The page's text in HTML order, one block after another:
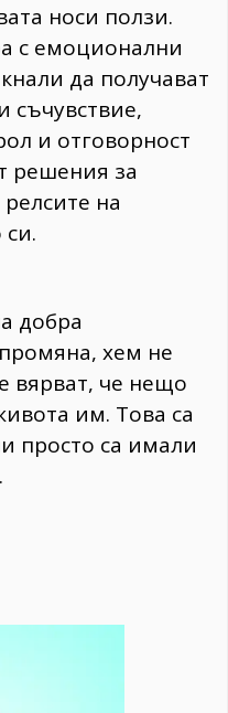
носи ползи.
с емоционални
да получават
и отговорност
решения за
на
добра
хем не
вярват, че нещо
им. Това са
просто са имали